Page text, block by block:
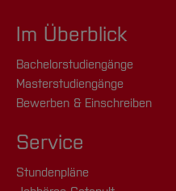
Im Überblick
Bachelorstudiengänge
Masterstudiengänge
Bewerben & Einschreiben
Service
Stundenpläne